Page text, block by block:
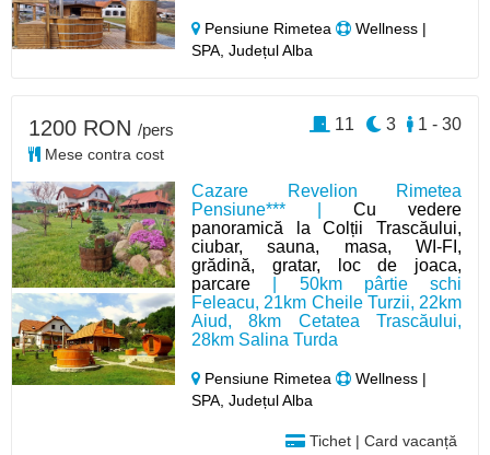
Pensiune Rimetea
Wellness |
SPA, Județul Alba
Cazare Revelion Rimetea
Pensiune*** |Cu vedere
panoramică la Colții Trascăului,
ciubar, sauna, masa, WI-FI,
grădină, gratar, loc de joaca,
parcare | 50km pârtie schi
Feleacu, 21km Cheile Turzii, 22km
Aiud, 8km Cetatea Trascăului,
28km Salina Turda
Pensiune Rimetea
Wellness |
SPA, Județul Alba
Tichet | Card vacanță
1200 RON /pers
Mese contra cost
1 - 30
3
11